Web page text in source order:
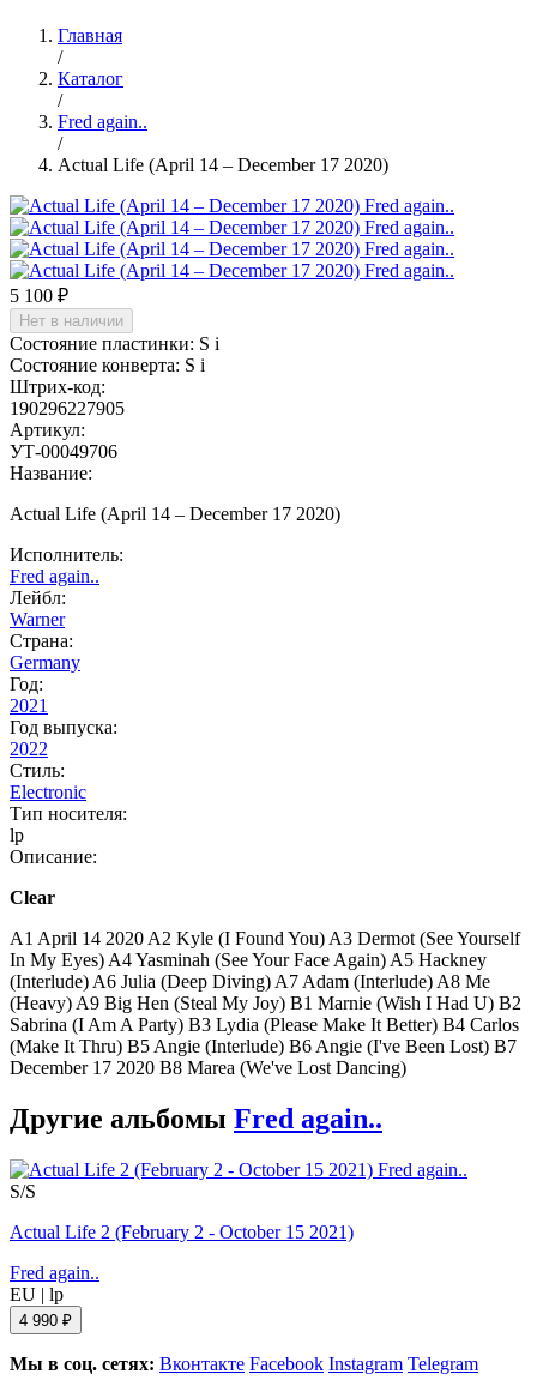
Главная
/
Каталог
/
Fred again..
/
Actual Life (April 14 – December 17 2020)
5 100 ₽
Нет в наличии
Состояние пластинки: S i
Состояние конверта: S i
Штрих-код:
190296227905
Артикул:
УТ-00049706
Название:
Actual Life (April 14 – December 17 2020)
Исполнитель:
Fred again..
Лейбл:
Warner
Страна:
Germany
Год:
2021
Год выпуска:
2022
Стиль:
Electronic
Тип носителя:
lp
Описание:
Clear
A1 April 14 2020 A2 Kyle (I Found You) A3 Dermot (See Yourself
In My Eyes) A4 Yasminah (See Your Face Again) A5 Hackney
(Interlude) A6 Julia (Deep Diving) A7 Adam (Interlude) A8 Me
(Heavy) A9 Big Hen (Steal My Joy) B1 Marnie (Wish I Had U) B2
Sabrina (I Am A Party) B3 Lydia (Please Make It Better) B4 Carlos
(Make It Thru) B5 Angie (Interlude) B6 Angie (I've Been Lost) B7
December 17 2020 B8 Marea (We've Lost Dancing)
Другие альбомы Fred again..
S/S
Actual Life 2 (February 2 - October 15 2021)
Fred again..
EU | lp
4 990 ₽
Мы в соц. сетях: Вконтакте Facebook Instagram Telegram